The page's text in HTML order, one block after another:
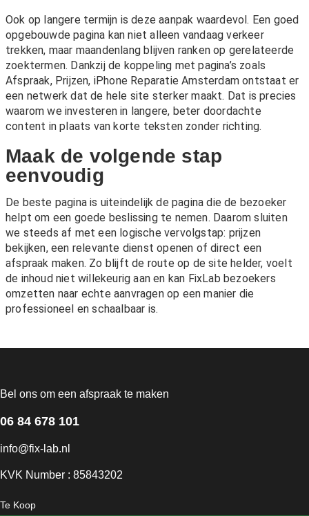
Ook op langere termijn is deze aanpak waardevol. Een goed
opgebouwde pagina kan niet alleen vandaag verkeer
trekken, maar maandenlang blijven ranken op gerelateerde
zoektermen. Dankzij de koppeling met pagina’s zoals
Afspraak, Prijzen, iPhone Reparatie Amsterdam ontstaat er
een netwerk dat de hele site sterker maakt. Dat is precies
waarom we investeren in langere, beter doordachte
content in plaats van korte teksten zonder richting.
Maak de volgende stap
eenvoudig
De beste pagina is uiteindelijk de pagina die de bezoeker
helpt om een goede beslissing te nemen. Daarom sluiten
we steeds af met een logische vervolgstap: prijzen
bekijken, een relevante dienst openen of direct een
afspraak maken. Zo blijft de route op de site helder, voelt
de inhoud niet willekeurig aan en kan FixLab bezoekers
omzetten naar echte aanvragen op een manier die
professioneel en schaalbaar is.
Bel ons om een afspraak te maken
06 84 678 101
info@fix-lab.nl
KVK Number : 85843202
Te Koop